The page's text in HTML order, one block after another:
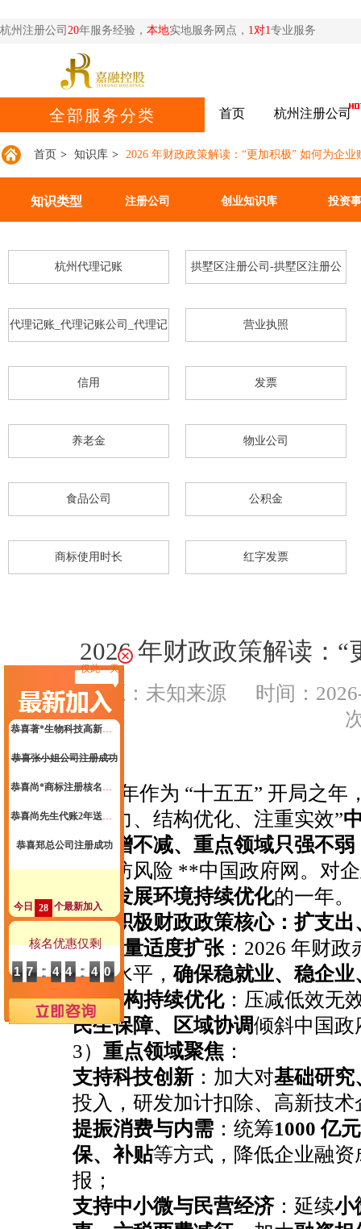
杭州注册公司 20年服务经验， 本地实地服务网点， 1对1专业服务
全部服务分类 首页 杭州注册公司
仅此一天
恭喜黄总签约公司注册
恭喜杭州**文化传媒有限合规成功
恭喜张总核名成功
恭喜杭州科*科技代账2年
恭喜六*贸易成功代账
恭喜吴女士个税合规签单
恭喜著*生物科技高新申报成功
恭喜祝小姐 签约公司注册
恭喜汪*公司签约代账
恭喜杭州*贸易有限公司合规成功
恭喜孙总公司高新申报成功
恭喜元*商贸商标注册核名成功
恭喜杭州飞*科技代账1年
恭喜冯总公司注册成功
恭喜月*有限公司注销成功
恭喜杭州**科技公司核名成功
恭喜郭总 签约公司注册
恭喜杭州**网络科技公司核名成功
今日 28 个最新加入
核名优惠仅剩
17 44 39
首页 > 知识库 > 2026 年财政政策解读：“更加积极” 如何为企业
知识类型 注册公司 创业知识库 投资
杭州代理记账 拱墅区注册公司-拱墅区注册公
代理记账_代理记账公司_代理记
杭州代理记账
营业执照
信用 发票
养老金 物业公司
食品公司 公积金
商标使用时长 红字发票
2026 年财政政策解读：
来源：未知来源
时间：
2026 年作为 “十五五” 开局之
度加力、结构优化、注重实效”
度只增不减、重点领域只强不弱
生、防风险 **中国政府网。对
放、发展环境持续优化的一年。
一、积极财政政策核心：扩支
1）总量适度扩张 ：2026 年财
合理水平，确保稳就业、稳企
2）结构持续优化：压减低效无
民生保障、区域协调倾斜中国政
3） 重点领域聚焦 ：
支持科技创新 ：加大对基础研究
投入，研发加计扣除、高新技术
提振消费与内需 ：统筹1000 亿
保、补贴等方式，降低企业融
报；
支持中小微与民营经济：延续小